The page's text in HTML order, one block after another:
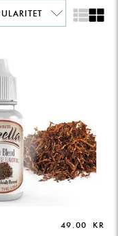
49.00 KR